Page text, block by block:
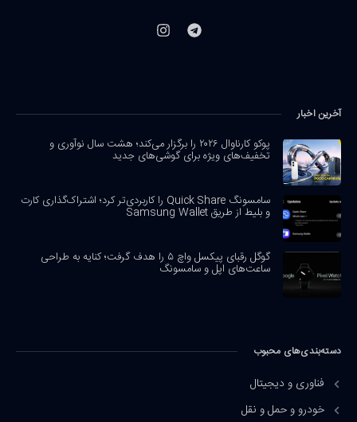
آخرین اخبار
پوکو کارناوال ۲۰۲۶ را برگزار می‌کند؛ هشت سال نوآوری و
تخفیف‌های ویژه برای گوشی‌های جدید
سامسونگ Quick Share را کاربردی‌تر کرد؛ اشتراک‌گذاری کارت
و بلیط از طریق Samsung Wallet
گوگل رقبای پیکسل واچ ۵ را هدف گرفت؛ کنایه به طراحی
ساعت‌های اپل و سامسونگ
دسته‌بندی‌های محبوب
فناوری و دیجیتال
خودرو و حمل و نقل